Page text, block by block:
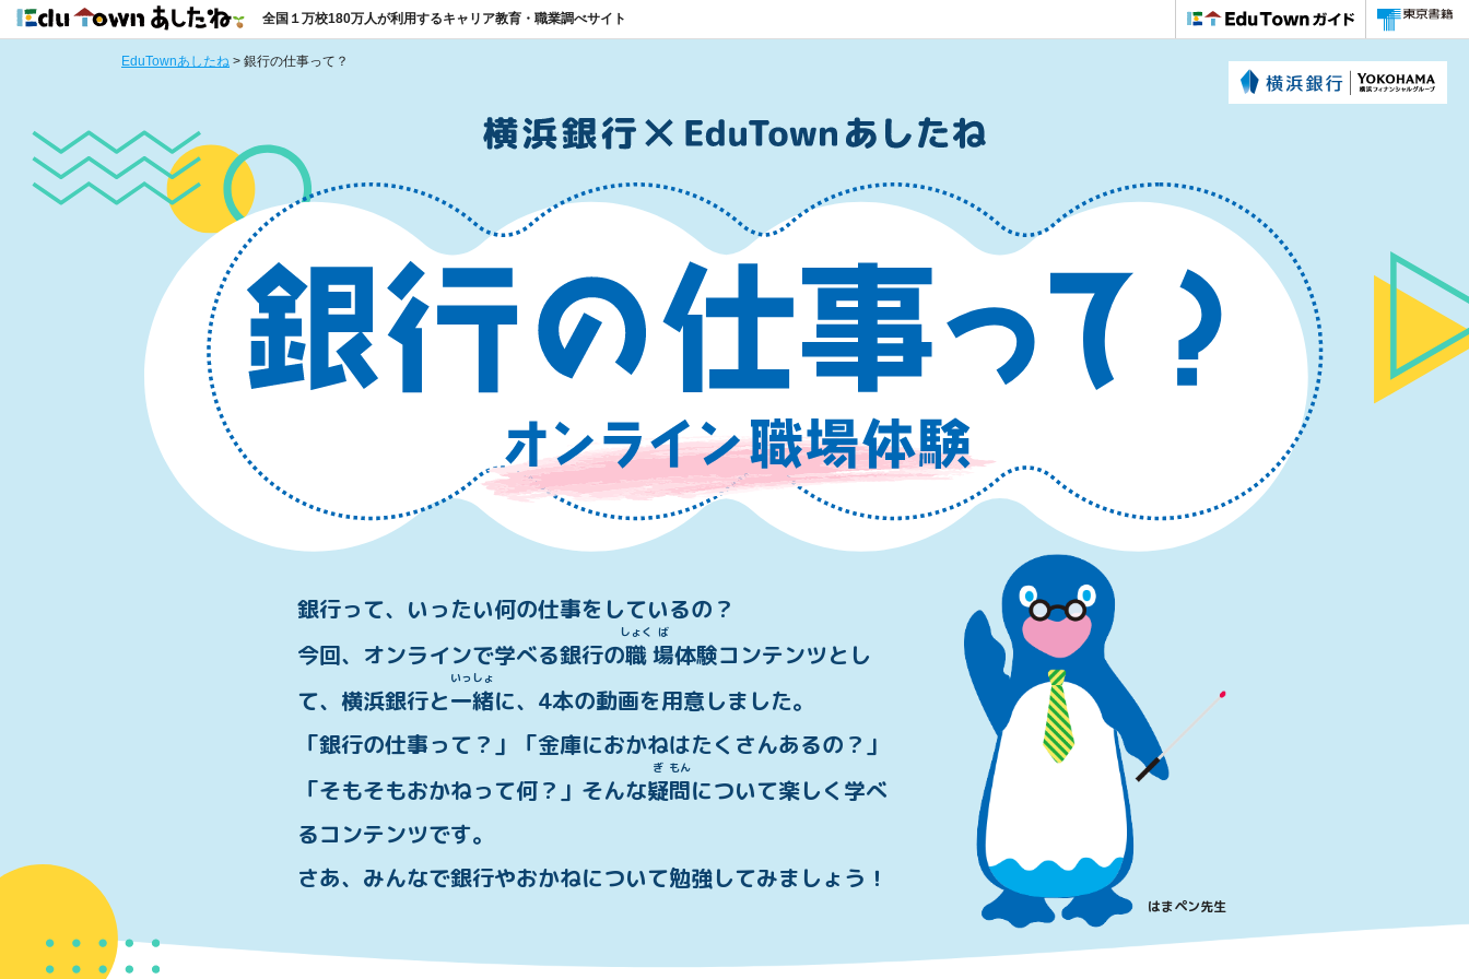
全国１万校180万人が利用するキャリア教育・職業調べサイト
EduTownあしたね > 銀行の仕事って？
銀行って、いったい何の仕事をしているの？
今回、オンラインで学べる銀行の職
しょく
場
ば
体験コンテンツとし
て、横浜銀行と一
いっ
緒
しょ
に、4本の動画を用意しました。
「銀行の仕事って？」「金庫におかねはたくさんあるの？」
「そもそもおかねって何？」そんな疑
ぎ
問
もん
について楽しく学べ
るコンテンツです。
さあ、みんなで銀行やおかねについて勉強してみましょう！
はまペン先生